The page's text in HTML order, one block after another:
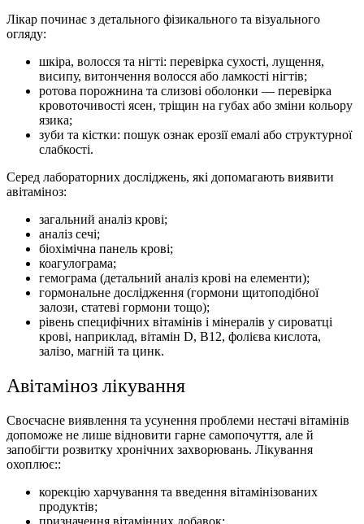
Лікар починає з детального фізикального та візуального
огляду:
шкіра, волосся та нігті: перевірка сухості, лущення,
висипу, витончення волосся або ламкості нігтів;
ротова порожнина та слизові оболонки — перевірка
кровоточивості ясен, тріщин на губах або зміни кольору
язика;
зуби та кістки: пошук ознак ерозії емалі або структурної
слабкості.
Серед лабораторних досліджень, які допомагають виявити
авітаміноз:
загальний аналіз крові;
аналіз сечі;
біохімічна панель крові;
коагулограма;
гемограма (детальний аналіз крові на елементи);
гормональне дослідження (гормони щитоподібної
залози, статеві гормони тощо);
рівень специфічних вітамінів і мінералів у сироватці
крові, наприклад, вітамін D, B12, фолієва кислота,
залізо, магній та цинк.
Авітаміноз лікування
Своєчасне виявлення та усунення проблеми нестачі вітамінів
допоможе не лише відновити гарне самопочуття, але й
запобігти розвитку хронічних захворювань. Лікування
охоплює::
корекцію харчування та введення вітамінізованих
продуктів;